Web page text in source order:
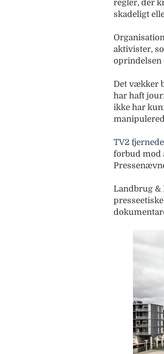
regler, der
skade­ligt
aktivister,
oprindelsen
Det vækker
har haft
ikke har
TV2
forbud mod
Landbrug &